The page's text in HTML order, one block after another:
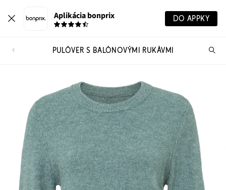
Aplikácia bonprix DO APPKY
PULÓVER S BALÓNOVÝMI RUKÁVMI